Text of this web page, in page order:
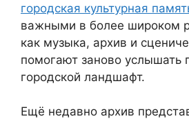
городская культурная
важными в более широком
как музыка, архив и
помогают заново услышать
городской ландшафт.
Ещё недавно архив